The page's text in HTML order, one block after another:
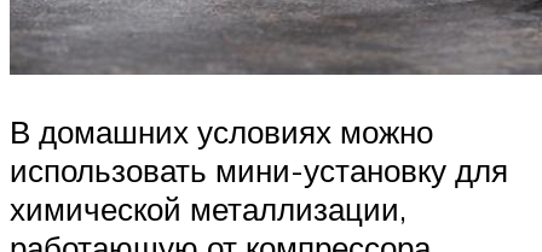
В домашних условиях можно
использовать мини-установку для
химической металлизации,